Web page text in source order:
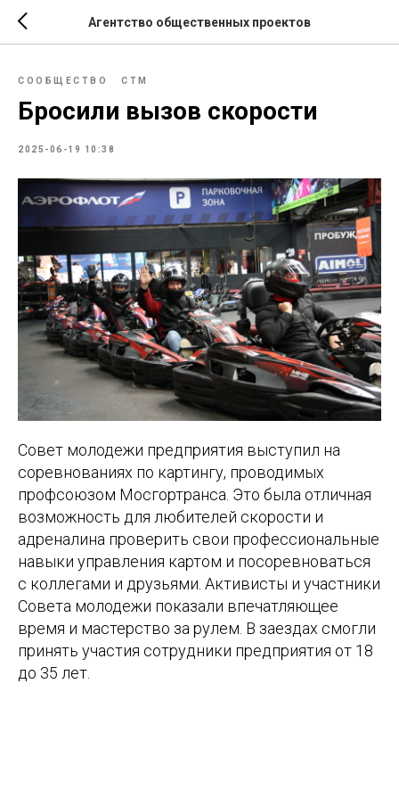
Агентство общественных проектов
СООБЩЕСТВО СТМ
Бросили вызов скорости
2025-06-19 10:38
Совет молодежи предприятия выступил на
соревнованиях по картингу, проводимых
профсоюзом Мосгортранса. Это была отличная
возможность для любителей скорости и
адреналина проверить свои профессиональные
навыки управления картом и посоревноваться
с коллегами и друзьями. Активисты и участники
Совета молодежи показали впечатляющее
время и мастерство за рулем. В заездах смогли
принять участия сотрудники предприятия от 18
до 35 лет.